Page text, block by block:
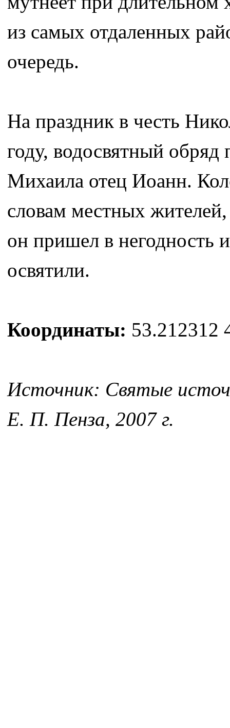
из самых отдаленных
очередь.
На праздник в честь
году, водосвятный обряд
Михаила отец Иоанн.
словам местных
он пришел в негодность
освятили.
Координаты: 53.212312
Источник: Святые
Е. П. Пенза, 2007 г.